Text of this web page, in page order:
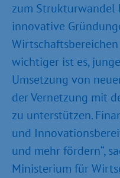
zum Strukturwandel
innovative
Wirtschaftsbereichen
wichtiger ist es,
Umsetzung von
der Vernetzung mit
zu unterstützen.
und
und mehr fördern“,
Ministerium für